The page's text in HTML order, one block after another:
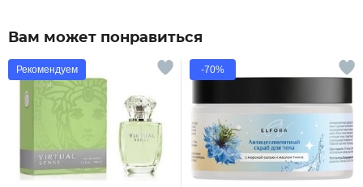
Вам может понравиться
Рекомендуем -70%